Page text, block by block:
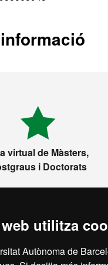
utilitza
Autònoma de
virtual de Màsters,
i Doctorats